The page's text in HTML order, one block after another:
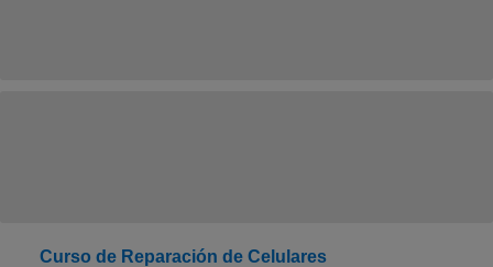
Curso de Reparación de Celulares